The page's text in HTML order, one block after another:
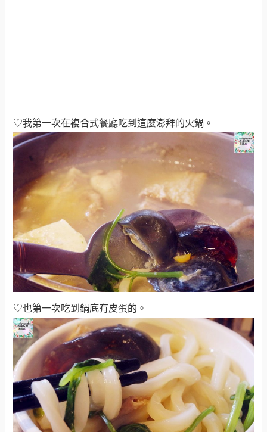
♡我第一次在複合式餐廳吃到這麼澎拜的火鍋。
♡也第一次吃到鍋底有皮蛋的。